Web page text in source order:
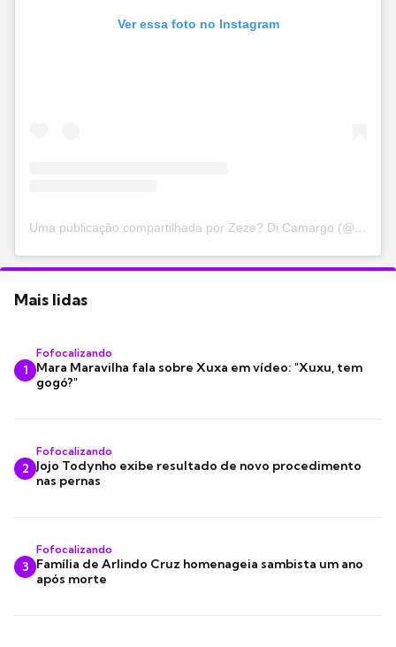
Ver essa foto no Instagram
Uma publicação compartilhada por Zeze? Di Camargo (@zezedicamargo)
Mais lidas
1
Fofocalizando
Mara Maravilha fala sobre Xuxa em vídeo: "Xuxu, tem
gogó?"
2
Fofocalizando
Jojo Todynho exibe resultado de novo procedimento
nas pernas
3
Fofocalizando
Família de Arlindo Cruz homenageia sambista um ano
após morte